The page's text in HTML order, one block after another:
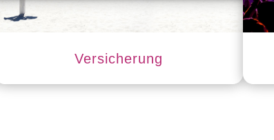
Versicherung